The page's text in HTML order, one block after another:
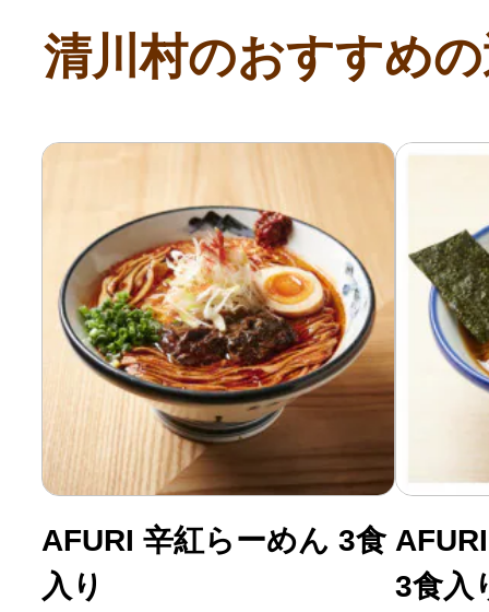
給与所得者版
副業・パラレルワーカー
個人事業主・フリーラン
個人事業・フリーランス
ふるさと納税の基礎知識
10秒ぴったり診断
清川村のおすすめ
AFURI 辛紅らーめん 3食
入り
3食入